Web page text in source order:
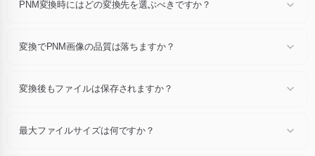
PNM変換時にはどの変換先を選ぶべきですか？
はPDFまたはTIFF、ファビコンにはICOを選択してください。迷ったら
変換でPNM画像の品質は落ちますか？
可能なアーティファクトは非常に稀で、通常の表示サイズでは元画像と
変換後もファイルは保存されますか？
削除されます。アカウントは不要で、データ共有もありません。
最大ファイルサイズは何ですか？